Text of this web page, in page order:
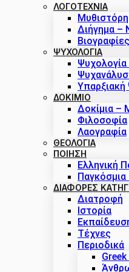
ΛΟΓΟΤΕΧΝΙΑ
Διήγημα –
ΨΥΧΟΛΟΓΙΑ
Ψυχολογία
Υπαρξιακή
ΔΟΚΊΜΙΟ
Δοκίμια –
Φιλοσοφία
Λαογραφία
ΘΕΟΛΟΓΙΑ
ΠΟΙΗΣΗ
Ελληνική
Παγκόσμια
ΔΙΑΦΟΡΕΣ
Διατροφή
Ιστορία
Τέχνες
Περιοδικά